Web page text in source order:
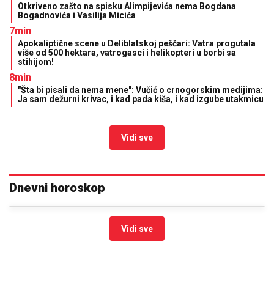
Otkriveno zašto na spisku Alimpijevića nema Bogdana
Bogadnovića i Vasilija Micića
7min
Apokaliptične scene u Deliblatskoj peščari: Vatra progutala
više od 500 hektara, vatrogasci i helikopteri u borbi sa
stihijom!
8min
"Šta bi pisali da nema mene": Vučić o crnogorskim medijima:
Ja sam dežurni krivac, i kad pada kiša, i kad izgube utakmicu
Vidi sve
Dnevni horoskop
Vidi sve